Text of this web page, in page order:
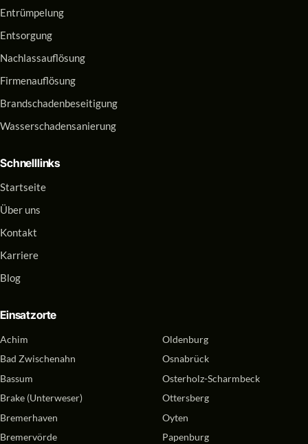
Entrümpelung
Entsorgung
Nachlassauflösung
Firmenauflösung
Brandschadenbeseitigung
Wasserschadensanierung
Schnelllinks
Startseite
Über uns
Kontakt
Karriere
Blog
Einsatzorte
Achim
Bad Zwischenahn
Bassum
Brake (Unterweser)
Bremerhaven
Bremervörde
Oldenburg
Osnabrück
Osterholz-Scharmbeck
Ottersberg
Oyten
Papenburg